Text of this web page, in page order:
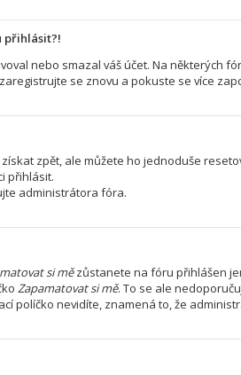
přihlásit?!
nebo smazal váš účet. Na
se znovu a pokuste se více
zpět, ale můžete ho jednoduše
přihlásit.
administrátora fóra.
si mězůstanete na fóru přihlášen
Zapamatovat si mě. To se ale
políčko nevidíte, znamená to, že